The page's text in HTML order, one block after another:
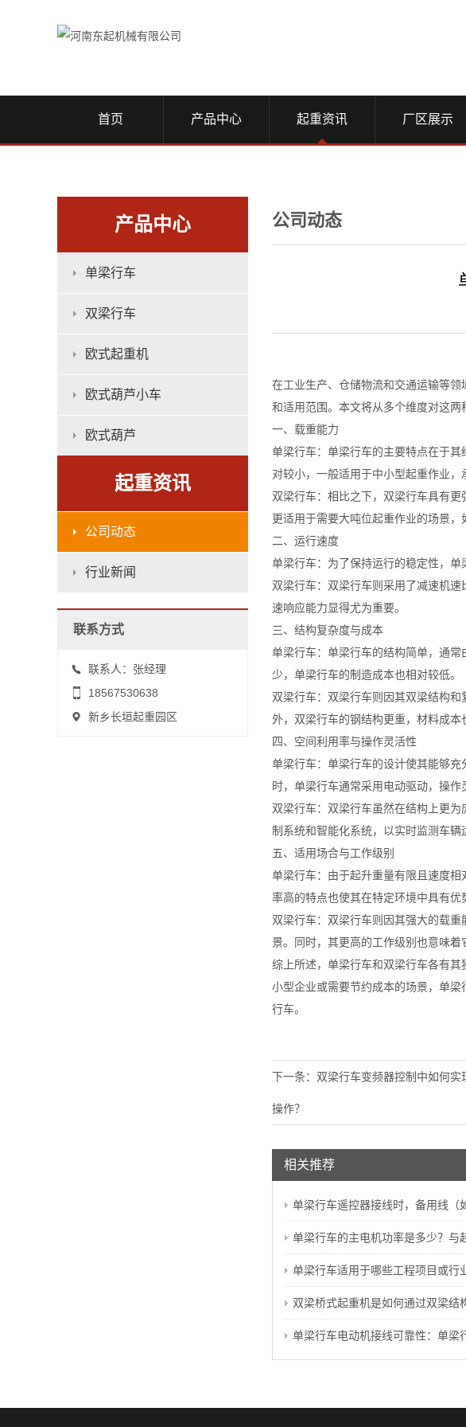
首页 产品中心 起重资讯 厂区展示
产品中心
单梁行车
双梁行车
欧式起重机
欧式葫芦小车
欧式葫芦
起重资讯
公司动态
行业新闻
联系方式
联系人：张经理
18567530638
新乡长垣起重园区
公司动态
在工业生产、仓储物流和交通运输等领
和适用范围。本文将从多个维度对这两
一、载重能力
单梁行车：单梁行车的主要特点在于
对较小，一般适用于中小型起重作业
双梁行车：相比之下，双梁行车具有
更适用于需要大吨位起重作业的场景，
二、运行速度
单梁行车：为了保持运行的稳定性，
双梁行车：双梁行车则采用了减速机
速响应能力显得尤为重要。
三、结构复杂度与成本
单梁行车：单梁行车的结构简单，通
少，单梁行车的制造成本也相对较低。
双梁行车：双梁行车则因其双梁结构
外，双梁行车的钢结构更重，材料成本
四、空间利用率与操作灵活性
单梁行车：单梁行车的设计使其能够
时，单梁行车通常采用电动驱动，操作
双梁行车：双梁行车虽然在结构上更
制系统和智能化系统，以实时监测车辆
五、适用场合与工作级别
单梁行车：由于起升重量有限且速度
率高的特点也使其在特定环境中具有优
双梁行车：双梁行车则因其强大的载
景。同时，其更高的工作级别也意味着
综上所述，单梁行车和双梁行车各有
小型企业或需要节约成本的场景，单
行车。
下一条： 双梁行车变频器控制中如何
操作？
相关推荐
单梁行车遥控器接线时，备用线（如粉色线）
单梁行车的主电机功率是多少？与起升能
单梁行车适用于哪些工程项目或行业？单梁
双梁桥式起重机是如何通过双梁结构实现
单梁行车电动机接线可靠性：单梁